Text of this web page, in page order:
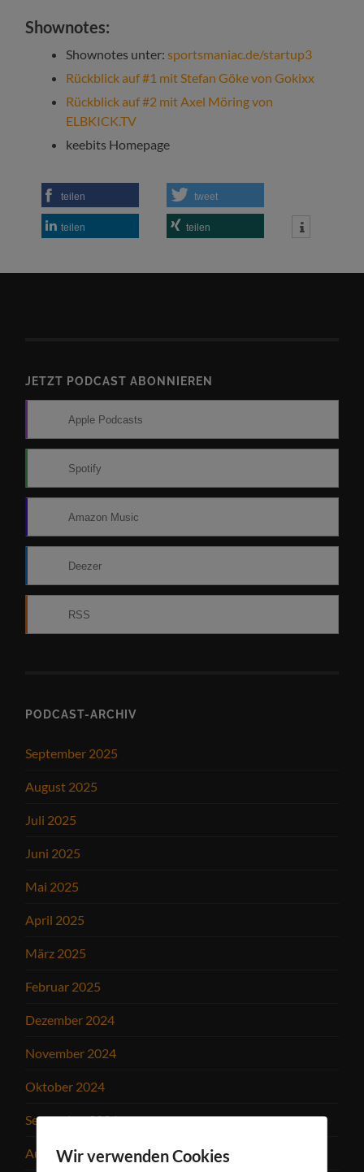
Shownotes:
Shownotes unter:sportsmaniac.de/startup3
Rückblick auf #1 mit Stefan Göke von Gokixx
Rückblick auf #2 mit Axel Möring von
ELBKICK.TV
keebits Homepage
teilen tweet
teilen teilen
JETZT PODCAST ABONNIEREN
Apple Podcasts
Spotify
Amazon Music
Deezer
RSS
PODCAST-ARCHIV
September 2025
August 2025
Juli 2025
Juni 2025
Mai 2025
April 2025
März 2025
Februar 2025
Dezember 2024
November 2024
Oktober 2024
September 2024
August 2024
Wir verwenden Cookies